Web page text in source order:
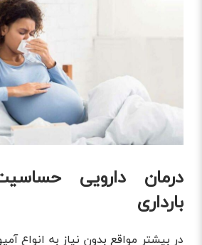
درمان دارویی
بارداری
در بیشتر مواقع بدون نیاز به انواع